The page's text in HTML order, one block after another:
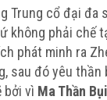
Trung cổ đại đa
không phải chế
phát minh ra
sau đó yêu thần
bởi vì Ma Thần Bụi